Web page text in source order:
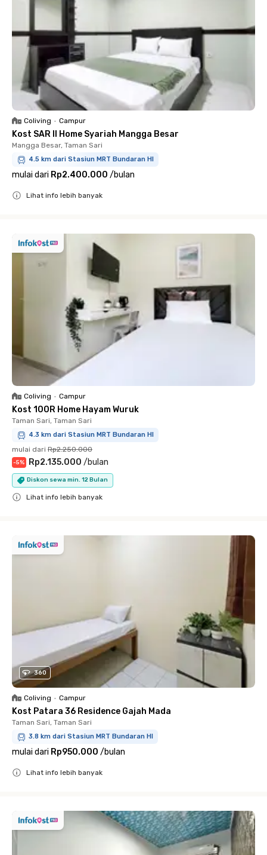
Coliving • Campur
Kost SAR II Home Syariah Mangga Besar
Mangga Besar, Taman Sari
4.5 km dari Stasiun MRT Bundaran HI
mulai dari Rp2.400.000 /bulan
Lihat info lebih banyak
Coliving • Campur
Kost 100R Home Hayam Wuruk
Taman Sari, Taman Sari
4.3 km dari Stasiun MRT Bundaran HI
mulai dari Rp2.250.000
-5% Rp2.135.000 /bulan
Diskon sewa min. 12 Bulan
Lihat info lebih banyak
360
Coliving • Campur
Kost Patara 36 Residence Gajah Mada
Taman Sari, Taman Sari
3.8 km dari Stasiun MRT Bundaran HI
mulai dari Rp950.000 /bulan
Lihat info lebih banyak